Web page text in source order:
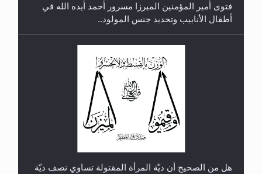
رأيٌ في لغة المسيح الموعود عليه السلام.. 4...
فتوى أمير المؤمنين الميرزا مسرور أحمد أيده الله في
أطفال الأنابيب وتحديد جنس المولود..
هل من الصحيح أن ديّة المرأة المقتولة تساوي نصف ديّة